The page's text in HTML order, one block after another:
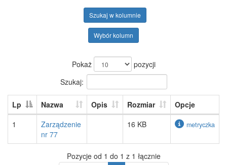
Szukaj w kolumnie
Wybór kolumn
Pokaż
pozycji
Szukaj:
Lp Nazwa Opis Rozmiar
Opcje
1
Zarządzenie
nr 77
16 KB metryczka
Pozycje od 1 do 1 z 1 łącznie